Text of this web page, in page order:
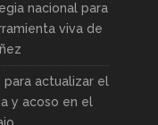
nacional para
viva de
para actualizar el
y acoso en el